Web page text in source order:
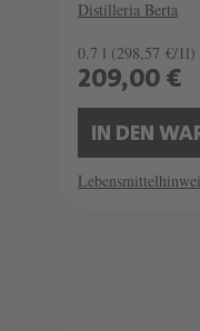
Distilleria Berta
0.7 l (298,57 €/1l)
209,00 €
IN DEN